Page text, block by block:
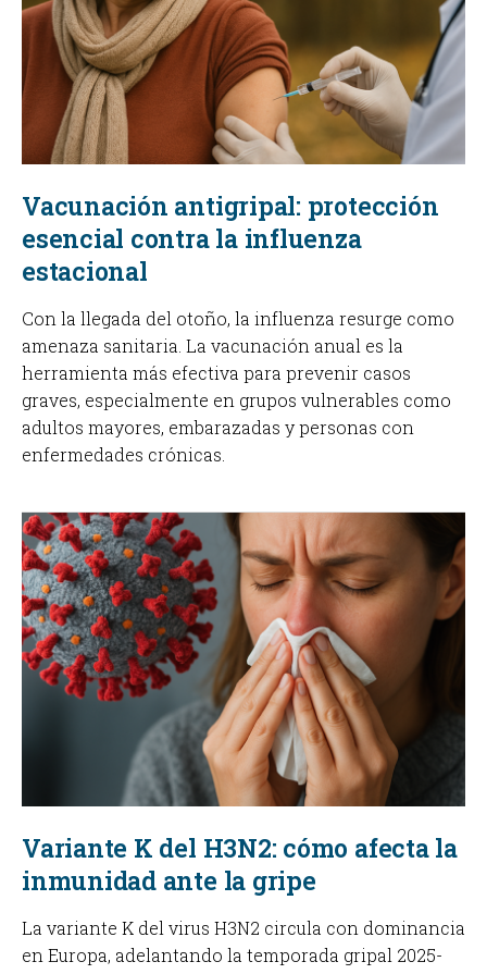
Vacunación antigripal: protección
esencial contra la influenza
estacional
Con la llegada del otoño, la influenza resurge como
amenaza sanitaria. La vacunación anual es la
herramienta más efectiva para prevenir casos
graves, especialmente en grupos vulnerables como
adultos mayores, embarazadas y personas con
enfermedades crónicas.
Variante K del H3N2: cómo afecta la
inmunidad ante la gripe
La variante K del virus H3N2 circula con dominancia
en Europa, adelantando la temporada gripal 2025-